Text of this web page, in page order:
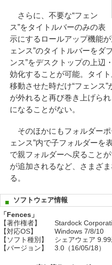
さらに、不要な“フェン
ス”をタイトルバーのみの表
示にするロールアップ機能
ェンス”のタイトルバーをダ
ンス”をデスクトップの上辺
効化することが可能。タイ
移動させた時だけ“フェンス
が外れると再び巻き上げら
になることがない。
そのほかにもフォルダーポ
ェンス”内で子フォルダーを
で親フォルダーへ戻ること
が追加されるなど、さまざ
る。
ソフトウェア情報
「Fences」
【著作権者】
Stardock
【対応OS】
Windows 7/8/10
【ソフト種別】
シェアウェア 9.99
【バージョン】
3.0（16/05/18）